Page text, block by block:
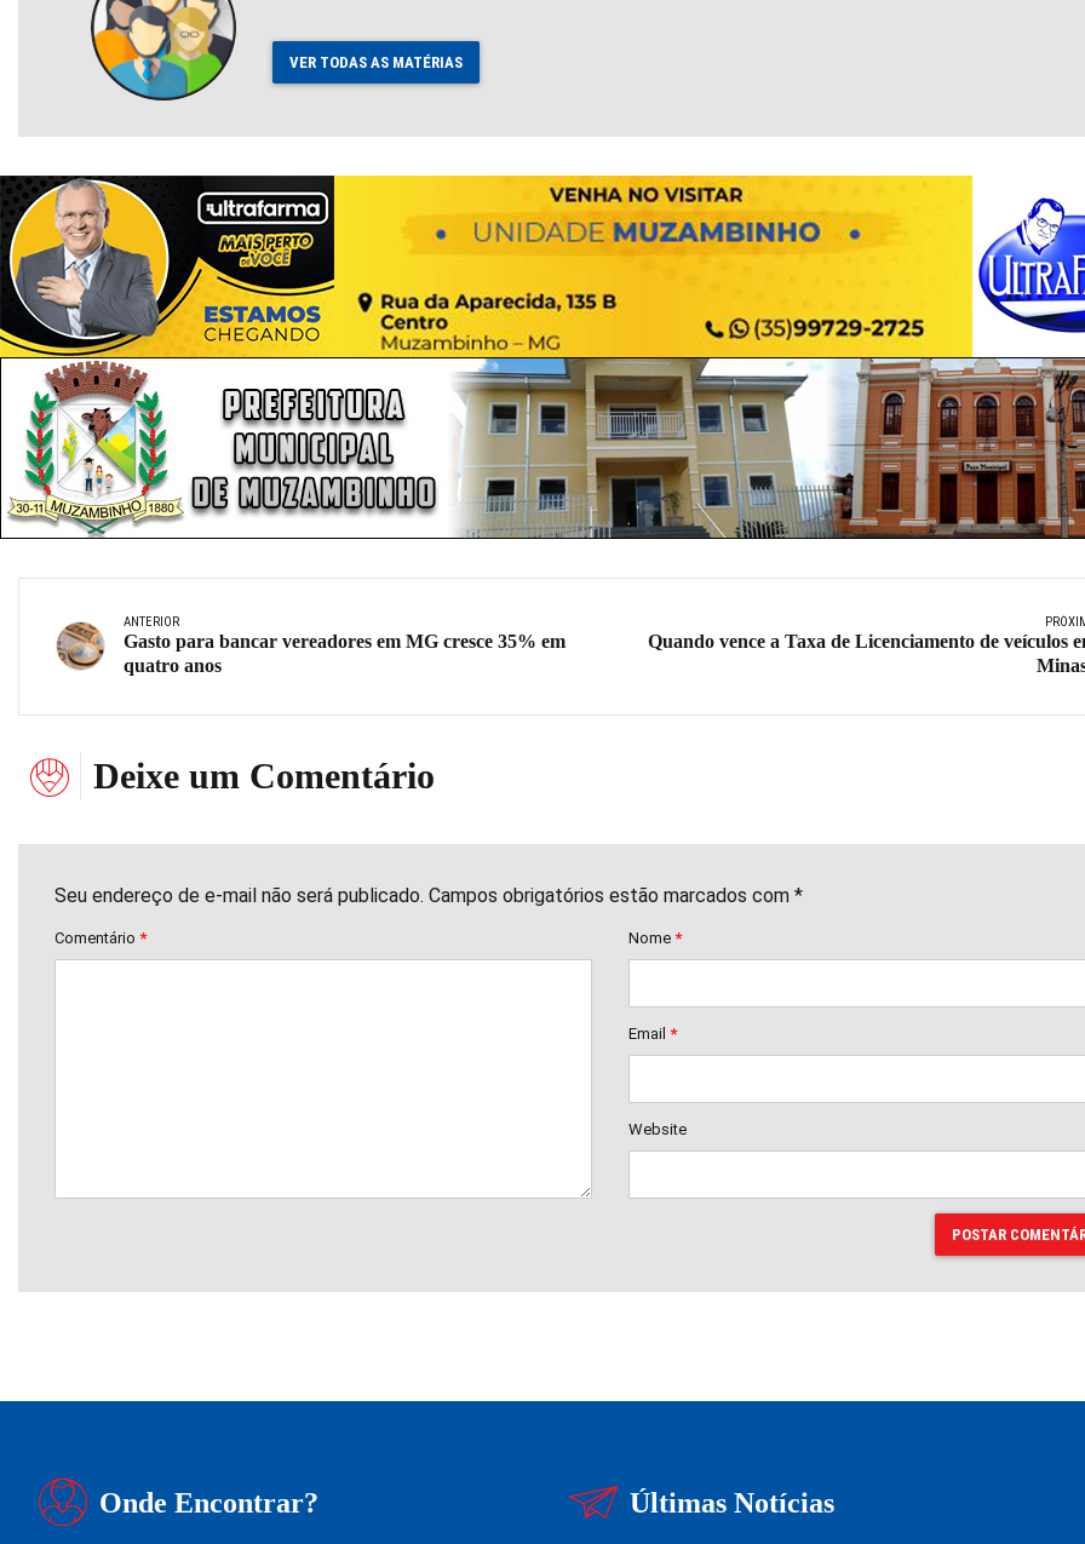
VER TODAS AS MATÉRIAS
ANTERIOR
Gasto para bancar vereadores em MG cresce 35% em
quatro anos
Quando vence a Taxa de Licenciamento de veículos
Deixe um Comentário
Seu endereço de e-mail não será publicado. Campos obrigatórios estão marcados com *
Comentário * Nome *
Email *
Website
POSTAR
Onde Encontrar? Últimas Notícias